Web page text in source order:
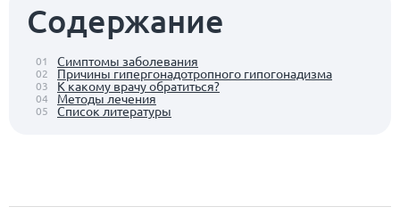
Содержание
01 Симптомы заболевания
02 Причины гипергонадотропного гипогонадизма
03 К какому врачу обратиться?
04 Методы лечения
05 Список литературы